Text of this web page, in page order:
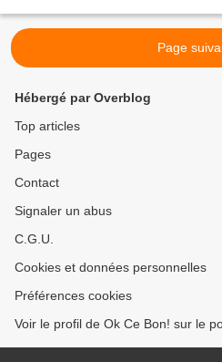
Page
Hébergé par Overblog
Top articles
Pages
Contact
Signaler un abus
C.G.U.
Cookies et données personnelles
Préférences cookies
Voir le profil de Ok Ce Bon! sur le